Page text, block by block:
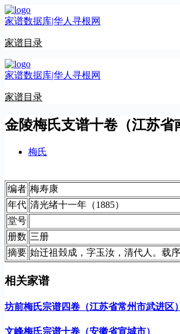
跳
至
容
家谱数据库|华人寻根网
家谱目录
家谱数据库|华人寻根网
家谱目录
金陵梅氏支谱十卷（江苏省
梅氏
编者 梅寿康
年代 清光绪十一年（1885）
堂号
册数 三册
摘要 始迁祖瑴成，字玉汝，清代人。载
相关家谱
坊前梅氏宗谱四卷（江苏省常州市武进区）
文峰梅氏宗谱十卷（安徽省宣城市）